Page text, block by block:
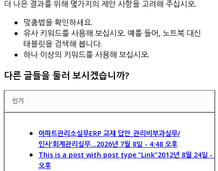
더 나은 결과를 위해 몇가지의 제안 사항을 고려해 주십시오.
맞춤법을 확인하세요.
유사 키워드를 사용해 보십시오. 예를 들어, 노트북 대신
태블릿을 검색해 봅니다.
하나 이상의 키워드를 사용해 보십시오.
다른 글들을 둘러 보시겠습니까?
인기
아파트관리소실무ERP 교재 답안_관리비부과실무/
인사’회계관리실무...2026년 7월 8일 - 4:48 오후
This is a post with post type “Link”2012년 8월 24일 -
오후